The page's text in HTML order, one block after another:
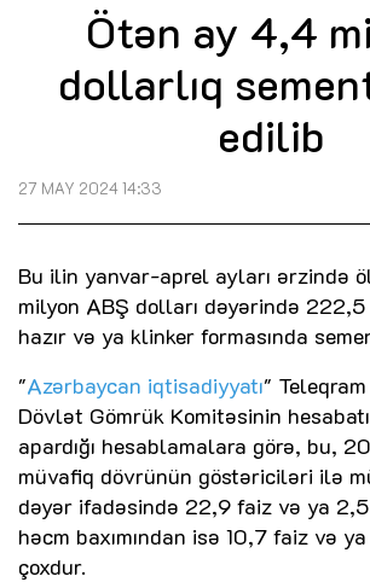
Ötən ay 4,4
dollarlıq
edilib
27 MAY 2024 14:33
Bu ilin yanvar-aprel ayları ərzində
milyon ABŞ dolları dəyərində
hazır və ya klinker formasında
"Azərbaycan iqtisadiyyatı" Teleqram
Dövlət Gömrük Komitəsinin
apardığı hesablamalara görə, bu,
müvafiq dövrünün göstəriciləri ilə
dəyər ifadəsində 22,9 faiz və ya
həcm baxımından isə 10,7 faiz və
çoxdur.